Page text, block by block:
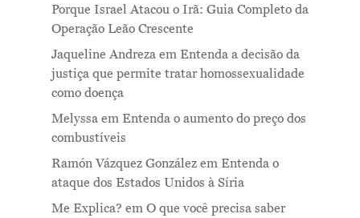
Porque Israel Atacou o Irã: Guia Completo da
Operação Leão Crescente
Jaqueline Andreza em Entenda a decisão da
justiça que permite tratar homossexualidade
como doença
Melyssa em Entenda o aumento do preço dos
combustíveis
Ramón Vázquez González em Entenda o
ataque dos Estados Unidos à Síria
Me Explica? em O que você precisa saber